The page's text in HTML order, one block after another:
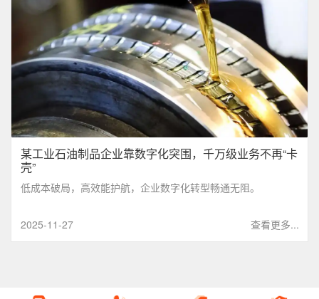
某工业石油制品企业靠数字化突围，千万级业务不再“卡
壳”
低成本破局，高效能护航，企业数字化转型畅通无阻。
查看更多...
2025-11-27